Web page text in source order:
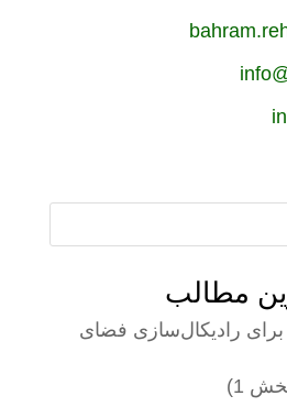
مطالب
رادیکال‌سازی فضای
1)